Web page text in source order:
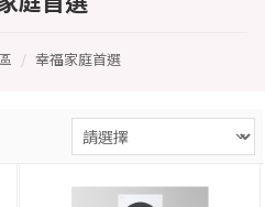
幸福家庭首選